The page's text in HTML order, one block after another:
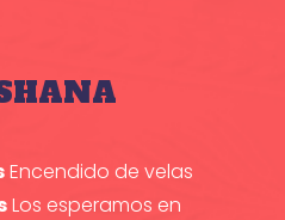
Encendido de velas
Los esperamos en